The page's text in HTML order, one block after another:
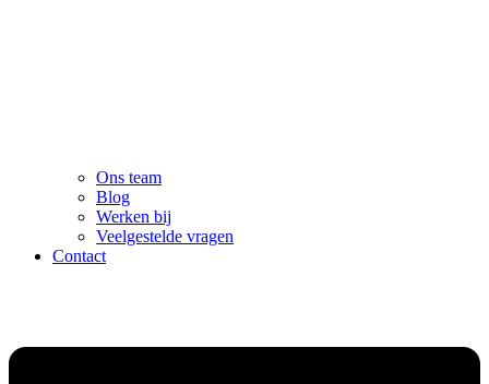
Ons team
Blog
Werken bij
Veelgestelde vragen
Contact